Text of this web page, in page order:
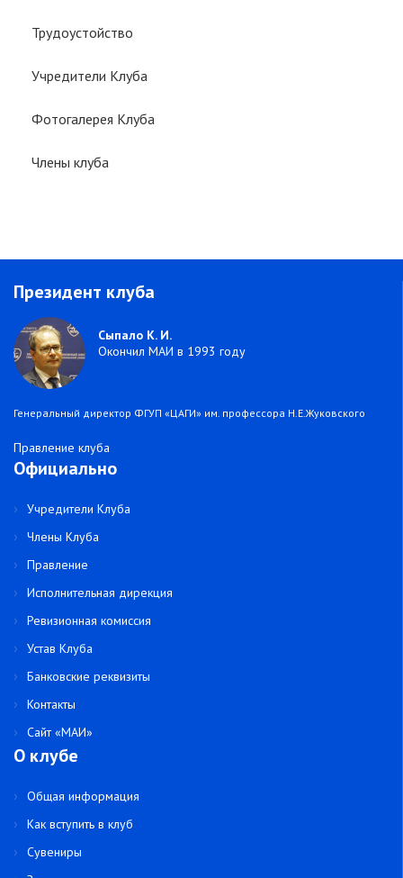
Трудоустойство
Учредители Клуба
Фотогалерея Клуба
Члены клуба
Президент клуба
Сыпало К. И.
Окончил МАИ в 1993 году
Генеральный директор ФГУП «ЦАГИ» им. профессора Н.Е.Жуковского
Правление клуба
Официально
Учредители Клуба
Члены Клуба
Правление
Исполнительная дирекция
Ревизионная комиссия
Устав Клуба
Банковские реквизиты
Контакты
Сайт «МАИ»
О клубе
Общая информация
Как вступить в клуб
Сувениры